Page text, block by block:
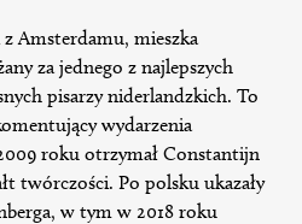
Amsterdamu, mieszka
za jednego z najlepszych
pisarzy niderlandzkich. To
wydarzenia
roku otrzymał Constantijn
twórczości. Po polsku ukazały
w tym w 2018 roku